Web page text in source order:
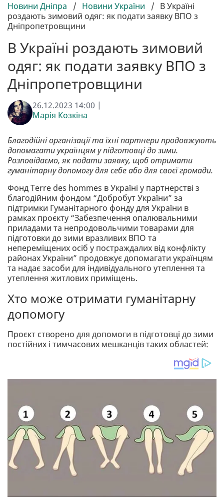
Новини Дніпра / Новини України / В Україні
роздають зимовий одяг: як подати заявку ВПО з
Дніпропетровщини
В Україні роздають зимовий
одяг: як подати заявку ВПО з
Дніпропетровщини
26.12.2023 14:00 |
Марія Козкіна
Благодійні організації та їхні партнери продовжують
допомагати українцям у підготовці до зими.
Розповідаємо, як подати заявку, щоб отримати
гуманітарну допомогу для себе або для своєї громади.
Фонд Terre des hommes в Україні у партнерстві з
благодійним фондом “Добробут України” за
підтримки Гуманітарного фонду для України в
рамках проєкту “Забезпечення опалювальними
приладами та непродовольчими товарами для
підготовки до зими вразливих ВПО та
непереміщених осіб у постраждалих від конфлікту
районах України” продовжує допомагати українцям
та надає засоби для індивідуального утеплення та
утеплення житлових приміщень.
Хто може отримати гуманітарну
допомогу
Проєкт створено для допомоги в підготовці до зими
постійних і тимчасових мешканців таких областей: